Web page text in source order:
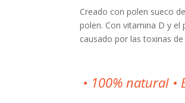
Creado con polen sueco
polen. Con vitamina D y
causado por las toxinas
• 100% natural •